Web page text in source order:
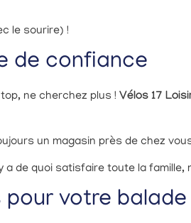
le sourire) !
de confiance
ne cherchez plus ! Vélos 17
un magasin près de chez
de quoi satisfaire toute la famille,
votre balade